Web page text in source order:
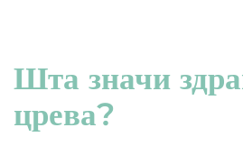
Шта значи
црева?